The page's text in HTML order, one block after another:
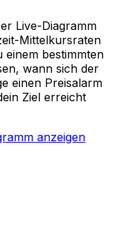
Live-Diagramm
Mittelkursraten
einem bestimmten
wann sich der
einen Preisalarm
Ziel erreicht
anzeigen